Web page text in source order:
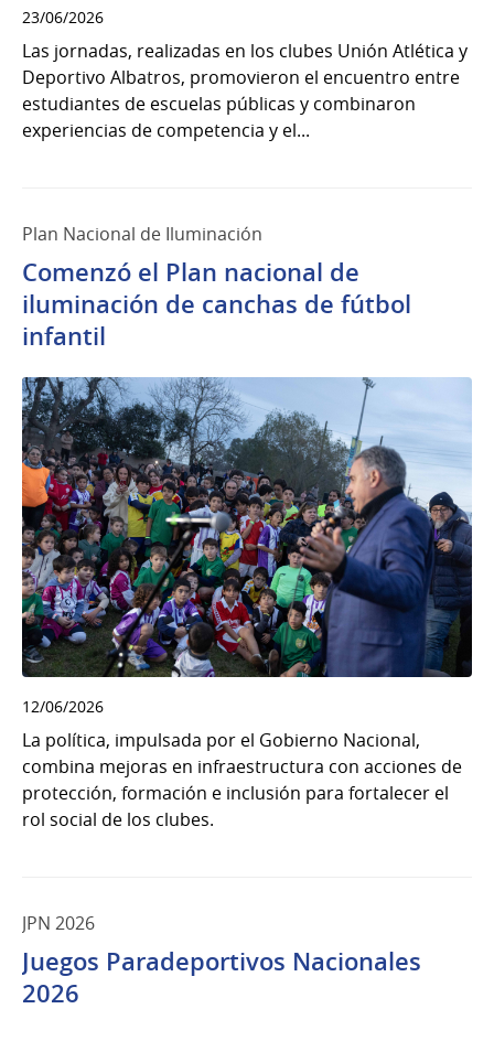
23/06/2026
Las jornadas, realizadas en los clubes Unión Atlética y
Deportivo Albatros, promovieron el encuentro entre
estudiantes de escuelas públicas y combinaron
experiencias de competencia y el...
Plan Nacional de Iluminación
Comenzó el Plan nacional de
iluminación de canchas de fútbol
infantil
12/06/2026
La política, impulsada por el Gobierno Nacional,
combina mejoras en infraestructura con acciones de
protección, formación e inclusión para fortalecer el
rol social de los clubes.
JPN 2026
Juegos Paradeportivos Nacionales
2026